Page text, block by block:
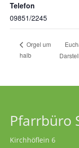
Telefon
09851/2245
Orgel um
halb
Pfarrbüro
Kirchhöflein 6